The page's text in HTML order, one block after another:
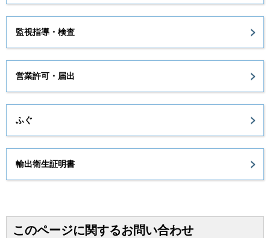
監視指導・検査
営業許可・届出
ふぐ
輸出衛生証明書
このページに関するお問い合わせ